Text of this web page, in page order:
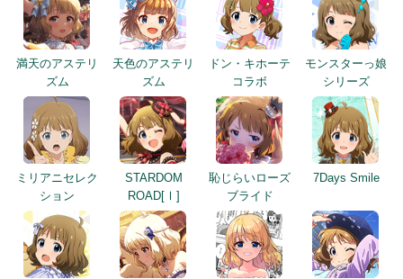
満天のアステリ
ズム
天色のアステリ
ズム
ドン・キホーテ
コラボ
モンスターっ娘
シリーズ
ミリアニセレク
ション
STARDOM
ROAD[Ⅰ]
恥じらいローズ
ブライド
7Days Smile